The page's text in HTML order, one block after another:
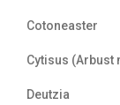
Cotoneaster
Cytisus (Arbust
Deutzia